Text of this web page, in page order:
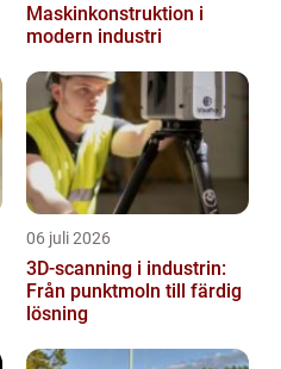
Maskinkonstruktion i
modern industri
06 juli 2026
3D-scanning i industrin:
Från punktmoln till färdig
lösning